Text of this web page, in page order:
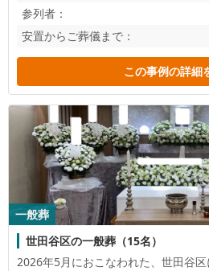
参列者：
安置からご葬儀まで：
この事例の詳細
一般葬
世田谷区の一般葬（15名）
2026年5月におこなわれた、 世田谷区